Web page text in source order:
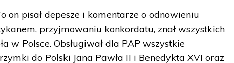
on pisał depesze i komentarze o odnowieniu
przyjmowaniu konkordatu, znał wszystkich
w Polsce. Obsługiwał dla PAP wszystkie
do Polski Jana Pawła II i Benedykta XVI oraz